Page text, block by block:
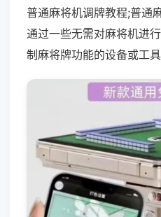
普通麻将机调牌教程;普通
通过一些无需对麻将机进
制麻将牌功能的设备或工具